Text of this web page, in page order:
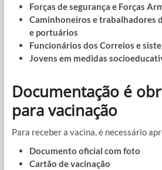
Forças de segurança e Forças
Caminhoneiros e trabalhadores
e portuários
Funcionários dos Correios e
Jovens em medidas
Documentação é
para vacinação
Para receber a vacina, é necessário
Documento oficial com foto
Cartão de vacinação